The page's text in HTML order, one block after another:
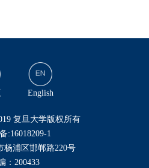
English
复旦大学版权所有
:16018209-1
杨浦区邯郸路220号
：200433